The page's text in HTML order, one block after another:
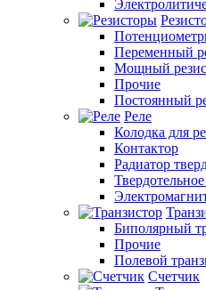
Переменный
Мощный
Прочие
Постоянный
Реле
Колодка для
Контактор
Радиатор
Биполярный
Прочие
Полевой
Счетчик